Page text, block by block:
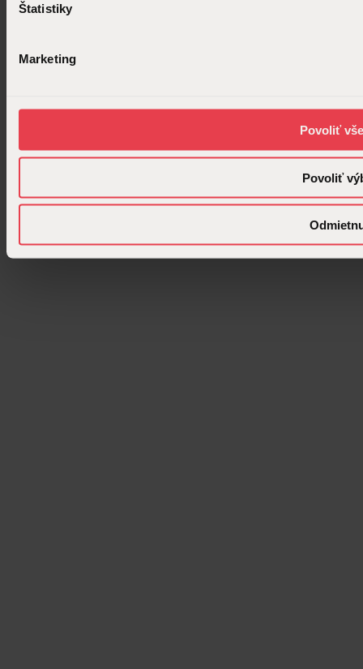
Štatistiky
Marketing
Povoliť
Povoliť